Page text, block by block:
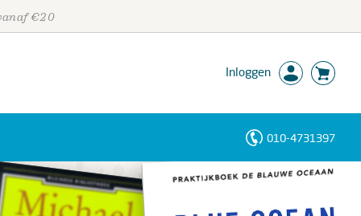
€20
Inloggen
010-4731397
Personen
Trefwoorden